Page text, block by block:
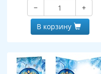
−
+
В корзину